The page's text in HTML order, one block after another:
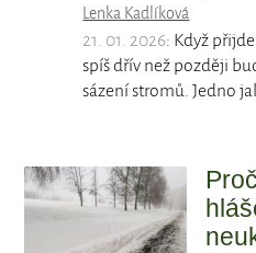
Lenka Kadlíková
21. 01. 2026: Když
spíš dřív než později
sázení stromů. Jedno